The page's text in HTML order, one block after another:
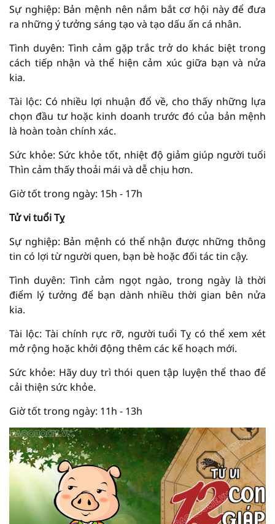
Sự nghiệp: Bản mệnh nên nắm bắt cơ hội này để đưa
ra những ý tưởng sáng tạo và tạo dấu ấn cá nhân.
Tình duyên: Tình cảm gặp trắc trở do khác biệt trong
cách tiếp nhận và thể hiện cảm xúc giữa bạn và nửa
kia.
Tài lộc: Có nhiều lợi nhuận đổ về, cho thấy những lựa
chọn đầu tư hoặc kinh doanh trước đó của bản mệnh
là hoàn toàn chính xác.
Sức khỏe: Sức khỏe tốt, nhiệt độ giảm giúp người tuổi
Thìn cảm thấy thoải mái và dễ chịu hơn.
Giờ tốt trong ngày: 15h - 17h
Tử vi tuổi Tỵ
Sự nghiệp: Bản mệnh có thể nhận được những thông
tin có lợi từ người quen, bạn bè hoặc đối tác tin cậy.
Tình duyên: Tình cảm ngọt ngào, trong ngày là thời
điểm lý tưởng để bạn dành nhiều thời gian bên nửa
kia.
Tài lộc: Tài chính rực rỡ, người tuổi Tỵ có thể xem xét
mở rộng hoặc khởi động thêm các kế hoạch mới.
Sức khỏe: Hãy duy trì thói quen tập luyện thể thao để
cải thiện sức khỏe.
Giờ tốt trong ngày: 11h - 13h